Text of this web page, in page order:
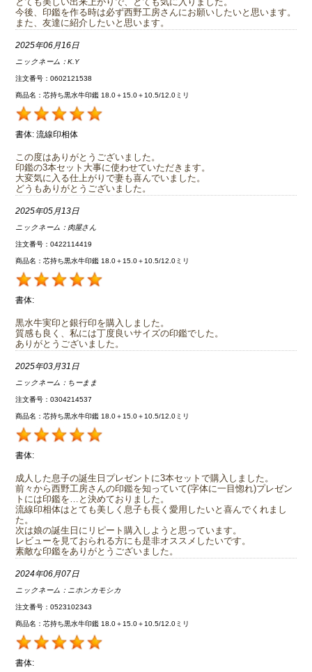
今後、印鑑を作る時は必ず西野工房さんにお願いしたいと思います。
また、友達に紹介したいと思います。
2025年06月16日
ニックネーム：K.Y
注文番号：0602121538
商品名：芯持ち黒水牛印鑑 18.0＋15.0＋10.5/12.0ミリ
書体: 流線印相体
この度はありがとうございました。
印鑑の3本セット大事に使わせていただきます。
大変気に入る仕上がりで妻も喜んでいました。
どうもありがとうございました。
2025年05月13日
ニックネーム： 肉屋さん
注文番号：0422114419
商品名：芯持ち黒水牛印鑑 18.0＋15.0＋10.5/12.0ミリ
書体:
黒水牛実印と銀行印を購入しました。
質感も良く、私には丁度良いサイズの印鑑でした。
ありがとうございました。
2025年03月31日
ニックネーム： ちーまま
注文番号：0304214537
商品名：芯持ち黒水牛印鑑 18.0＋15.0＋10.5/12.0ミリ
書体:
成人した息子の誕生日プレゼントに3本セットで購入しました。
前々から西野工房さんの印鑑を知っていて(字体に一目惚れ)プレゼン
トには印鑑を…と決めておりました。
流線印相体はとても美しく息子も長く愛用したいと喜んでくれまし
た。
次は娘の誕生日にリピート購入しようと思っています。
レビューを見ておられる方にも是非オススメしたいです。
素敵な印鑑をありがとうございました。
2024年06月07日
ニックネーム： ニホンカモシカ
注文番号：0523102343
商品名：芯持ち黒水牛印鑑 18.0＋15.0＋10.5/12.0ミリ
書体: